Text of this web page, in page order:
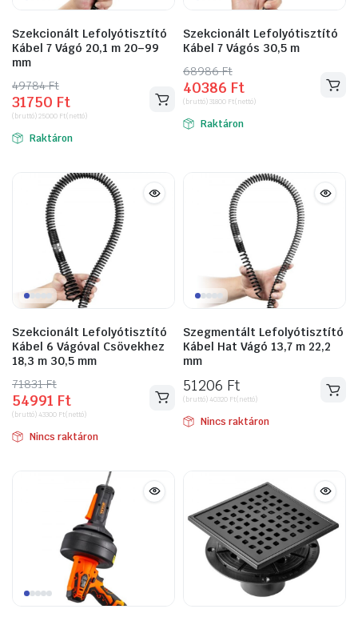
Szekcionált Lefolyótisztító
Kábel 7 Vágó 20,1 m 20–99
mm
49784Ft
Original
price
was:
49784 Ft.
31750 Ft
Current
price
is:
31750 Ft.
(bruttó)25000 Ft(nettó)
Raktáron
Szekcionált Lefolyótisztító
Kábel 7 Vágós 30,5 m
68986Ft
Original
price
was:
68986 Ft.
40386 Ft
Current
price
is:
40386 Ft.
(bruttó)31800 Ft(nettó)
Raktáron
Szekcionált Lefolyótisztító
Kábel 6 Vágóval Csövekhez
18,3 m 30,5 mm
71831Ft
Original
price
was:
71831 Ft.
54991 Ft
Current
price
is:
54991 Ft.
(bruttó) 43300 Ft(nettó)
Nincs raktáron
Szegmentált Lefolyótisztító
Kábel Hat Vágó 13,7 m 22,2
mm
51206 Ft
(bruttó) 40320 Ft(nettó)
Nincs raktáron